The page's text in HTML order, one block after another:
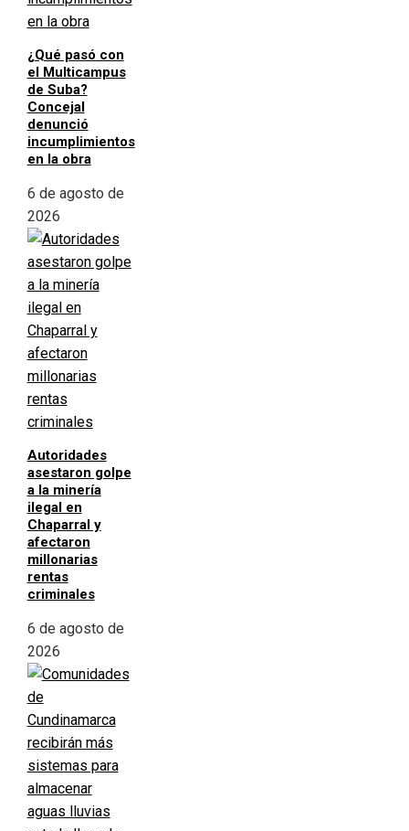
¿Qué pasó con
el Multicampus
de Suba?
Concejal
denunció
incumplimientos
en la obra
6 de agosto de
2026
Autoridades
asestaron golpe
a la minería
ilegal en
Chaparral y
afectaron
millonarias
rentas
criminales
6 de agosto de
2026